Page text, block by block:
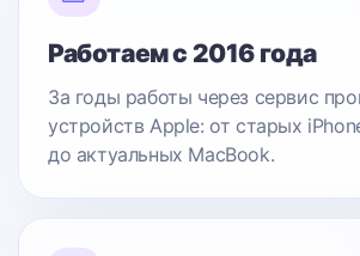
Работаем с 2016 года
За годы работы через сервис
устройств Apple: от старых
до актуальных MacBook.